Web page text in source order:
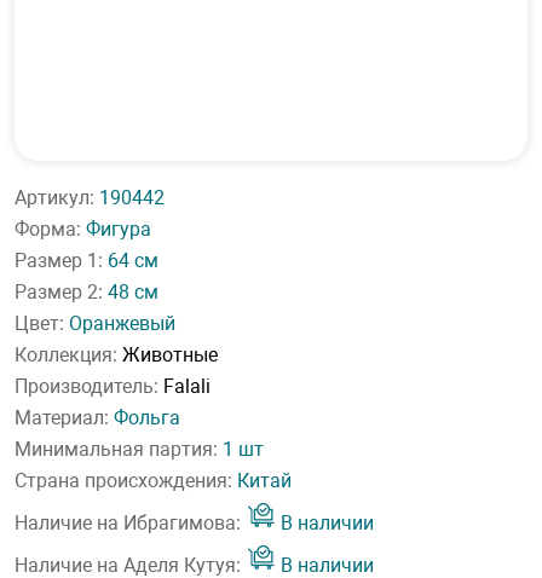
Артикул: 190442
Форма: Фигура
Размер 1: 64 см
Размер 2: 48 см
Цвет: Оранжевый
Коллекция: Животные
Производитель: Falali
Материал: Фольга
Минимальная партия: 1 шт
Страна происхождения: Китай
Наличие на Ибрагимова:
В наличии
Наличие на Аделя Кутуя:
В наличии